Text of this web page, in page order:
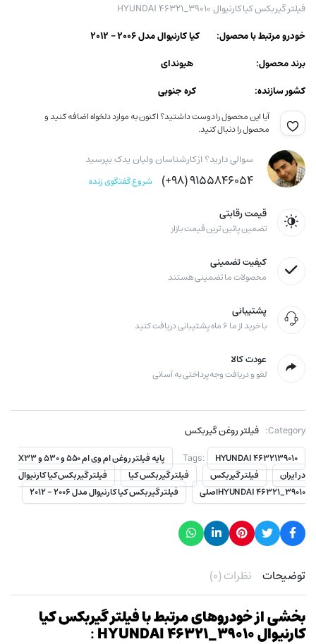
فیلتر گیربکس کیا كارنيوال HYUNDAI 46321_39010
خودرو مرتبط با محصول: کیا كارنيوال مدل ۲۰۰۶ – ۲۰۱۲
برند محصول: هیوندای
کشور سازنده: کره جنوبی
آیا این محصول را دوست داشتید؟ اکنون به موارد دلخواه اضافه کنید و
محصول را دنبال کنید.
سوالی دارید؟ از کارشناسان ولیان یدک بپرسید
۹۱۵۵۸۴۶۰۵۴ (۹۸+) شروع گفتگوی زنده
قیمت رقابتی
تضمین پائین ترین قیمت بازار
کیفیت تضمینی
محصولات ما تضمینی هستند
پشتیبانی
با خرید از ما ۶ ماه پشتیبانی دریافت کنید
عودت کالا
لغو و دریافت وجه پرداختی به آسانی
Category: فیلتر روغن گیربکس
Tags:
HYUNDAI 4632139010
پایه فیلتر روغن ام وی ام 550 و 530 و X33
در ایران
فیلتر گیربکس فیلتر گیربکس کیا
فیلتر گیربکس کیا كارنيوال
HYUNDAI 46321_39010اصلی
فیلتر گیربکس کیا كارنيوال مدل ۲۰۰۶ - ۲۰۱۲
توضیحات نظرات (۰)
بخشی از خودروهای مرتبط با فیلتر گیربکس کیا
كارنيوال HYUNDAI 46321_39010 :